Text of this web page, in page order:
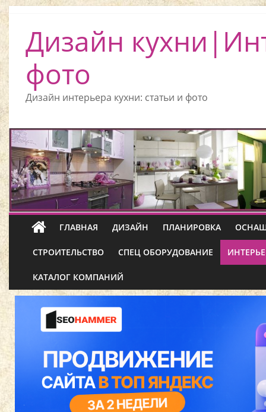
Дизайн
фото
Дизайн интерьера кухни: статьи и фото
ГЛАВНАЯ ДИЗАЙН ПЛАНИРОВКА
СТРОИТЕЛЬСТВО СПЕЦ ОБОРУДОВАНИЕ
КАТАЛОГ КОМПАНИЙ